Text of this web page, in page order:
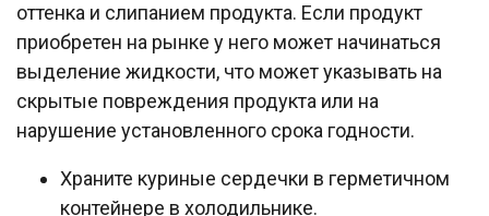
оттенка и слипанием продукта. Если продукт
приобретен на рынке у него может начинаться
выделение жидкости, что может указывать на
скрытые повреждения продукта или на
нарушение установленного срока годности.
Храните куриные сердечки в герметичном
контейнере в холодильнике.